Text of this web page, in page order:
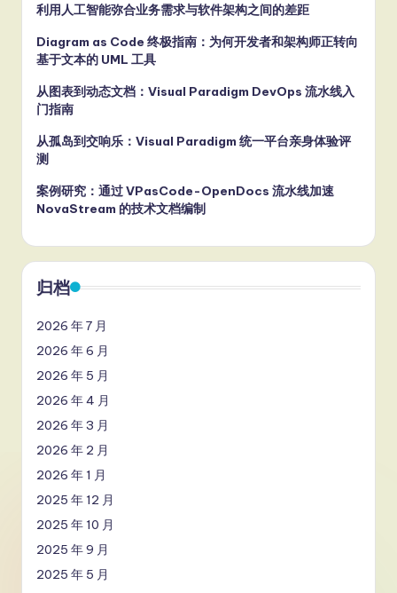
利用人工智能弥合业务需求与软件架构之间的差距
Diagram as Code 终极指南：为何开发者和架构师正转向
基于文本的 UML 工具
从图表到动态文档：Visual Paradigm DevOps 流水线入
门指南
从孤岛到交响乐：Visual Paradigm 统一平台亲身体验评
测
案例研究：通过 VPasCode-OpenDocs 流水线加速
NovaStream 的技术文档编制
归档
2026 年 7 月
2026 年 6 月
2026 年 5 月
2026 年 4 月
2026 年 3 月
2026 年 2 月
2026 年 1 月
2025 年 12 月
2025 年 10 月
2025 年 9 月
2025 年 5 月